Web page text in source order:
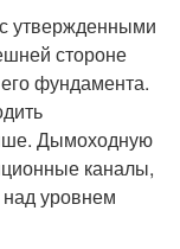
утвержденными
стороне
фундамента.
Дымоходную
каналы,
уровнем